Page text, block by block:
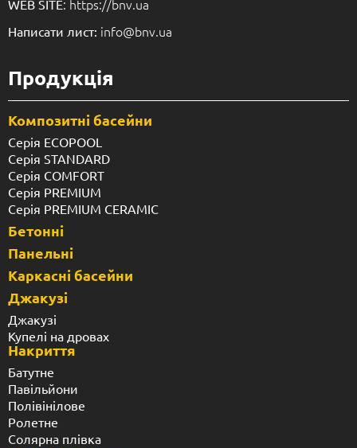
WEB SITE: https://bnv.ua
Написати лист: info@bnv.ua
Продукція
Композитні басейни
Серія ECOPOOL
Серія STANDARD
Серія COMFORT
Серія PREMIUM
Серія PREMIUM CERAMIC
Бетонні
Панельні
Каркасні басейни
Джакузі
Джакузі
Купелі на дровах
Накриття
Батутне
Павільйони
Полівінілове
Ролетне
Солярна плівка